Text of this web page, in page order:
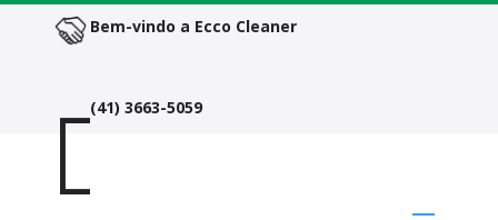
Bem-vindo a Ecco Cleaner
(41) 3663-5059